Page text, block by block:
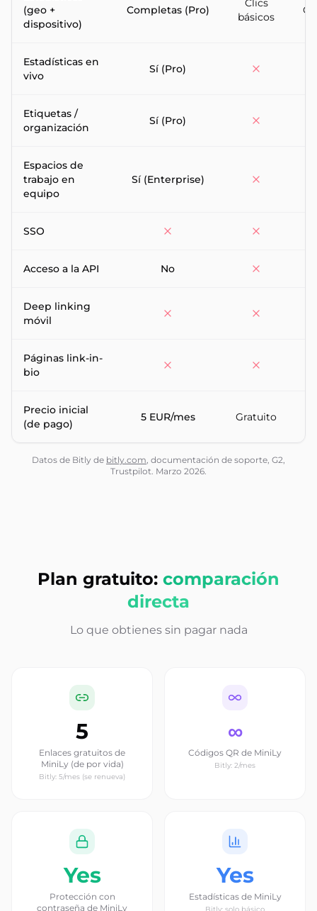
(geo +
dispositivo)
Completas (Pro)
Clics
básicos
Estadísticas en
vivo
Sí (Pro)
Etiquetas /
organización
Sí (Pro)
Espacios de
trabajo en
equipo
Sí (Enterprise)
SSO
Acceso a la API No
Deep linking
móvil
Páginas link-in-
bio
Precio inicial
(de pago)
5 EUR/mes Gratuito
Datos de Bitly de bitly.com, documentación de soporte, G2,
Trustpilot. Marzo 2026.
Plan gratuito: comparación
directa
Lo que obtienes sin pagar nada
5
Enlaces gratuitos de
MiniLy (de por vida)
Bitly: 5/mes (se renueva)
∞
Códigos QR de MiniLy
Bitly: 2/mes
Yes
Protección con
contraseña de MiniLy
Yes
Estadísticas de MiniLy